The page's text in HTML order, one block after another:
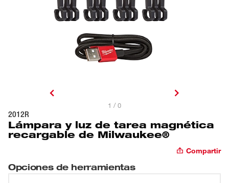
1 / 0
2012R
Lámpara y luz de tarea magnética
recargable de Milwaukee®
Compartir
Opciones de herramientas